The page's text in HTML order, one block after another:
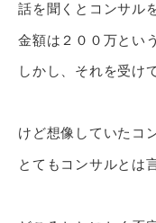
話を聞くとコンサル
金額は２００万とい
しかし、それを受け
けど想像していたコ
とてもコンサルとは